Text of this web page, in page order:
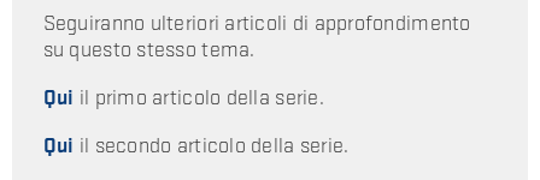
Seguiranno ulteriori articoli di approfondimento
su questo stesso tema.
Qui il primo articolo della serie.
Qui il secondo articolo della serie.